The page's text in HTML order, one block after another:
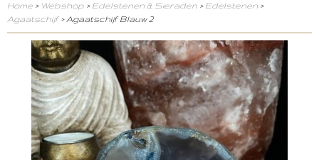
Home > Webshop > Edelstenen & Sieraden > Edelstenen >
Agaatschijf> Agaatschijf Blauw 2